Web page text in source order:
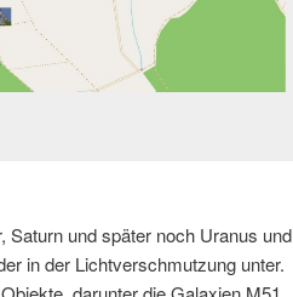
Saturn und später noch Uranus und
in der Lichtverschmutzung unter.